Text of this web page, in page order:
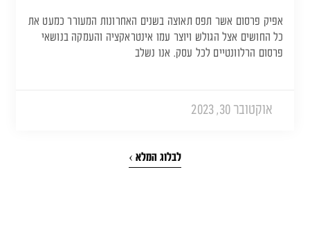
אפיק פרסום אשר תפס תאוצה בשנים האחרונות המעורר כמעט את
כל החושים אצל הגולש ויוצר עמו אינטראקציה והעמקה בנושאי
פרסום הרלוונטיים לכל עסק. אנו נשלב
אוקטובר 30, 2023
לבלוג המלא ›